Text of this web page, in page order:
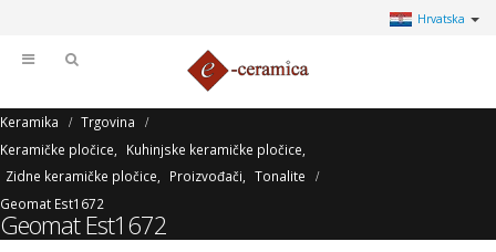
Hrvatska
Keramika
Trgovina
Keramičke pločice
Kuhinjske keramičke pločice
Zidne keramičke pločice
Proizvođači
Tonalite
Geomat Est1672
Geomat Est1672